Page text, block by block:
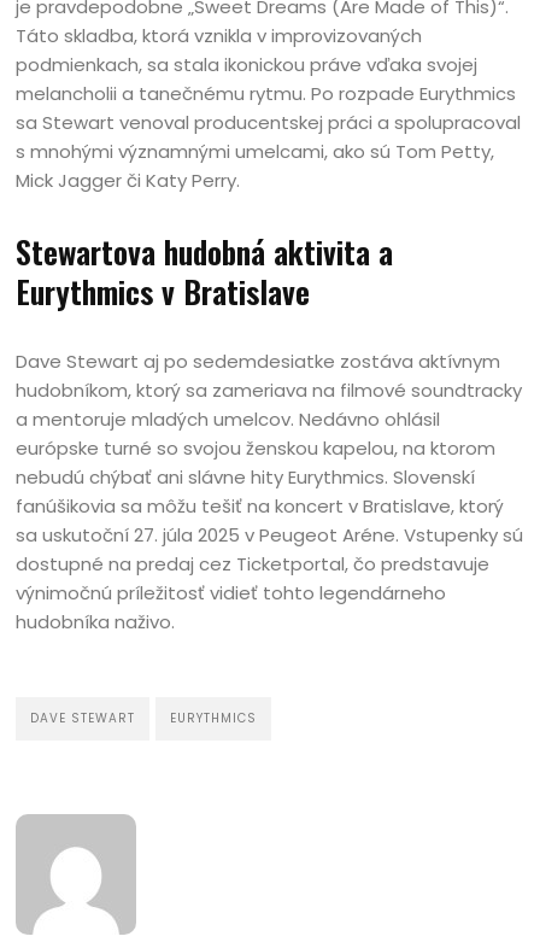
je pravdepodobne „Sweet Dreams (Are Made of This)“.
Táto skladba, ktorá vznikla v improvizovaných
podmienkach, sa stala ikonickou práve vďaka svojej
melancholii a tanečnému rytmu. Po rozpade Eurythmics
sa Stewart venoval producentskej práci a spolupracoval
s mnohými významnými umelcami, ako sú Tom Petty,
Mick Jagger či Katy Perry.
Stewartova hudobná aktivita a
Eurythmics v Bratislave
Dave Stewart aj po sedemdesiatke zostáva aktívnym
hudobníkom, ktorý sa zameriava na filmové soundtracky
a mentoruje mladých umelcov. Nedávno ohlásil
európske turné so svojou ženskou kapelou, na ktorom
nebudú chýbať ani slávne hity Eurythmics. Slovenskí
fanúšikovia sa môžu tešiť na koncert v Bratislave, ktorý
sa uskutoční 27. júla 2025 v Peugeot Aréne. Vstupenky sú
dostupné na predaj cez Ticketportal, čo predstavuje
výnimočnú príležitosť vidieť tohto legendárneho
hudobníka naživo.
DAVE STEWART EURYTHMICS